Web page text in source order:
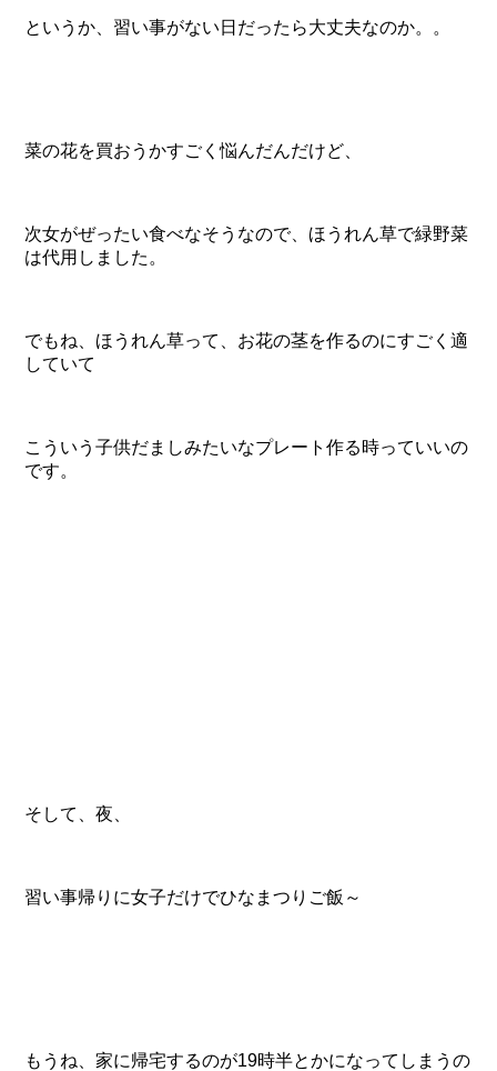
というか、習い事がない日だったら大丈夫なのか。。
菜の花を買おうかすごく悩んだんだけど、
次女がぜったい食べなそうなので、ほうれん草で緑野菜
は代用しました。
でもね、ほうれん草って、お花の茎を作るのにすごく適
していて
こういう子供だましみたいなプレート作る時っていいの
です。
そして、夜、
習い事帰りに女子だけでひなまつりご飯～
もうね、家に帰宅するのが19時半とかになってしまうの